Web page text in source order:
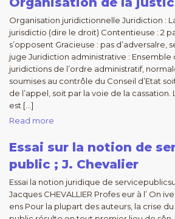
Organisation juridictionnelle Juridiction :
jurisdictio (dire le droit) Contentieuse : 2
s’opposent Gracieuse : pas d’adversalre,
juge Juridiction administrative : Ensemble
juridictions de l’ordre administratif,
soumises au contrôle du Conseil d’Etat
de l’appel, soit par la voie de la cassation.
est […]
Read more
Essai sur la notion de
public ; J. Chevalier
Essai la notion juridique de
Jacques CHEVALLIER Profes eur à l’ On
ens Pour la plupart des auteurs, la crise